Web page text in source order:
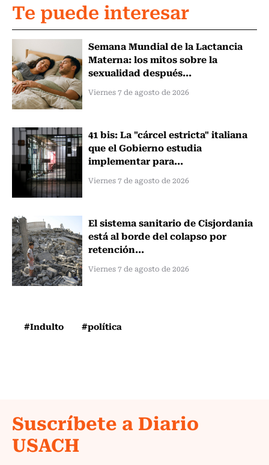
Te puede interesar
Semana Mundial de la Lactancia
Materna: los mitos sobre la
sexualidad después...
Viernes 7 de agosto de 2026
41 bis: La "cárcel estricta" italiana
que el Gobierno estudia
implementar para...
Viernes 7 de agosto de 2026
El sistema sanitario de Cisjordania
está al borde del colapso por
retención...
Viernes 7 de agosto de 2026
#Indulto #política